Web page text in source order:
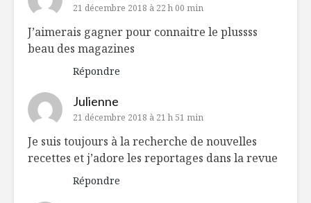
21 décembre 2018 à 22 h 00 min
J’aimerais gagner pour connaitre le plussss
beau des magazines
Répondre
Julienne
21 décembre 2018 à 21 h 51 min
Je suis toujours à la recherche de nouvelles
recettes et j’adore les reportages dans la revue
Répondre